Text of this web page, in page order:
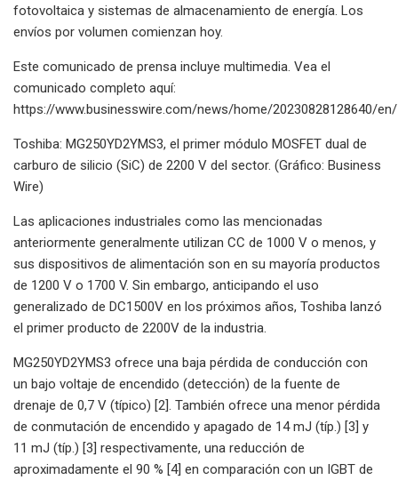
fotovoltaica y sistemas de almacenamiento de energía. Los
envíos por volumen comienzan hoy.
Este comunicado de prensa incluye multimedia. Vea el
comunicado completo aquí:
https://www.businesswire.com/news/home/20230828128640/en/
Toshiba: MG250YD2YMS3, el primer módulo MOSFET dual de
carburo de silicio (SiC) de 2200 V del sector. (Gráfico: Business
Wire)
Las aplicaciones industriales como las mencionadas
anteriormente generalmente utilizan CC de 1000 V o menos, y
sus dispositivos de alimentación son en su mayoría productos
de 1200 V o 1700 V. Sin embargo, anticipando el uso
generalizado de DC1500V en los próximos años, Toshiba lanzó
el primer producto de 2200V de la industria.
MG250YD2YMS3 ofrece una baja pérdida de conducción con
un bajo voltaje de encendido (detección) de la fuente de
drenaje de 0,7 V (típico) [2]. También ofrece una menor pérdida
de conmutación de encendido y apagado de 14 mJ (típ.) [3] y
11 mJ (típ.) [3] respectivamente, una reducción de
aproximadamente el 90 % [4] en comparación con un IGBT de